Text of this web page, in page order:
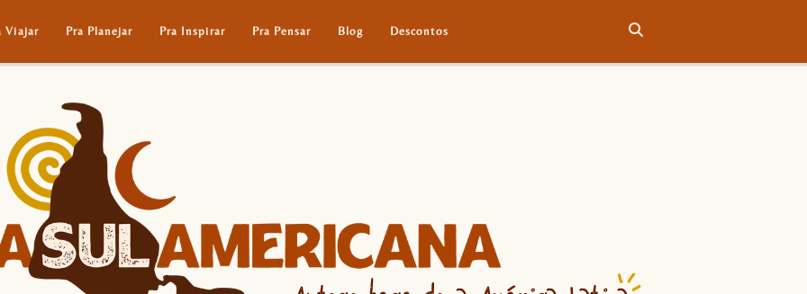
Viajar Pra Planejar Pra Inspirar Pra Pensar Blog Descontos